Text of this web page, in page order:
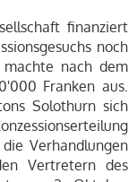
finanziert
noch
nach dem
Franken aus.
Solothurn sich
Verhandlungen
Vertretern des